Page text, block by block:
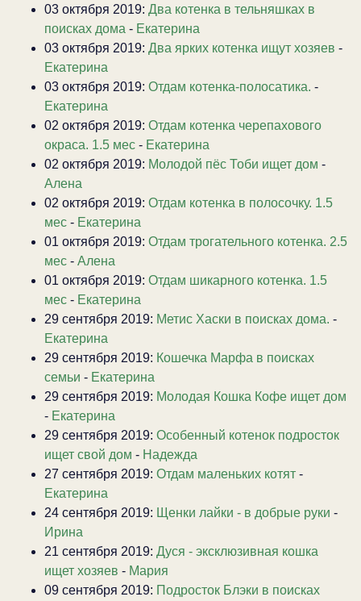
03 октября 2019: Два котенка в тельняшках в
поисках дома - Екатерина
03 октября 2019: Два ярких котенка ищут хозяев -
Екатерина
03 октября 2019: Отдам котенка-полосатика. -
Екатерина
02 октября 2019: Отдам котенка черепахового
окраса. 1.5 мес - Екатерина
02 октября 2019: Молодой пёс Тоби ищет дом -
Алена
02 октября 2019: Отдам котенка в полосочку. 1.5
мес - Екатерина
01 октября 2019: Отдам трогательного котенка. 2.5
мес - Алена
01 октября 2019: Отдам шикарного котенка. 1.5
мес - Екатерина
29 сентября 2019: Метис Хаски в поисках дома. -
Екатерина
29 сентября 2019: Кошечка Марфа в поисках
семьи - Екатерина
29 сентября 2019: Молодая Кошка Кофе ищет дом
- Екатерина
29 сентября 2019: Особенный котенок подросток
ищет свой дом - Надежда
27 сентября 2019: Отдам маленьких котят -
Екатерина
24 сентября 2019: Щенки лайки - в добрые руки -
Ирина
21 сентября 2019: Дуся - эксклюзивная кошка
ищет хозяев - Мария
09 сентября 2019: Подросток Блэки в поисках